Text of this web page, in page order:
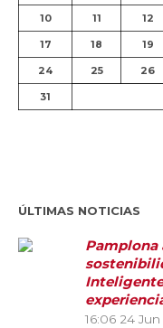
10 11 12
17 18 19
24 25 26
31
ÚLTIMAS NOTICIAS
Pamplona
16:06 24